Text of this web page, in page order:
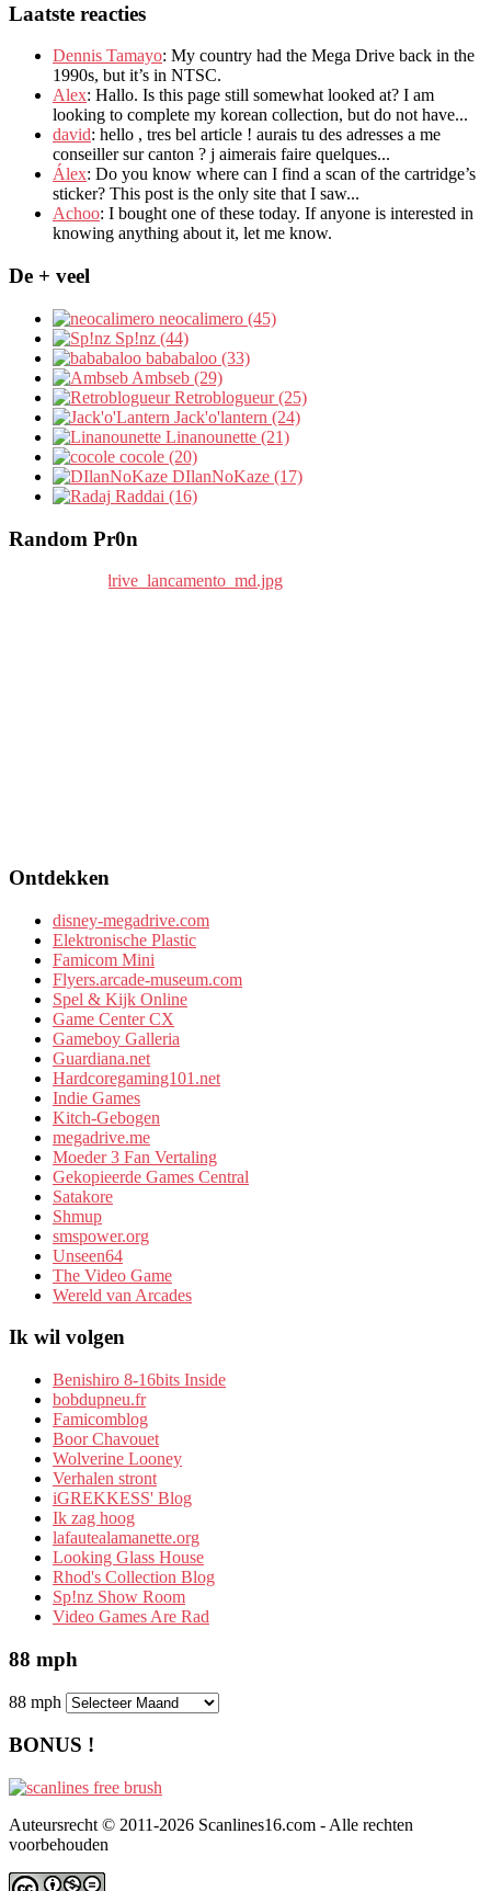
Laatste reacties
Dennis Tamayo: My country had the Mega Drive back in the
1990s, but it’s in NTSC.
Alex: Hallo. Is this page still somewhat looked at? I am
looking to complete my korean collection, but do not have...
david: hello , tres bel article ! aurais tu des adresses a me
conseiller sur canton ? j aimerais faire quelques...
Álex: Do you know where can I find a scan of the cartridge’s
sticker? This post is the only site that I saw...
Achoo: I bought one of these today. If anyone is interested in
knowing anything about it, let me know.
De + veel
neocalimero (45)
Sp!nz (44)
bababaloo (33)
Ambseb (29)
Retroblogueur (25)
Jack'o'lantern (24)
Linanounette (21)
cocole (20)
DIlanNoKaze (17)
Raddai (16)
Random Pr0n
Ontdekken
disney-megadrive.com
Elektronische Plastic
Famicom Mini
Flyers.arcade-museum.com
Spel & Kijk Online
Game Center CX
Gameboy Galleria
Guardiana.net
Hardcoregaming101.net
Indie Games
Kitch-Gebogen
megadrive.me
Moeder 3 Fan Vertaling
Gekopieerde Games Central
Satakore
Shmup
smspower.org
Unseen64
The Video Game
Wereld van Arcades
Ik wil volgen
Benishiro 8-16bits Inside
bobdupneu.fr
Famicomblog
Boor Chavouet
Wolverine Looney
Verhalen stront
iGREKKESS' Blog
Ik zag hoog
lafautealamanette.org
Looking Glass House
Rhod's Collection Blog
Sp!nz Show Room
Video Games Are Rad
88 mph
88 mph
BONUS !
Auteursrecht © 2011-2026 Scanlines16.com - Alle rechten
voorbehouden